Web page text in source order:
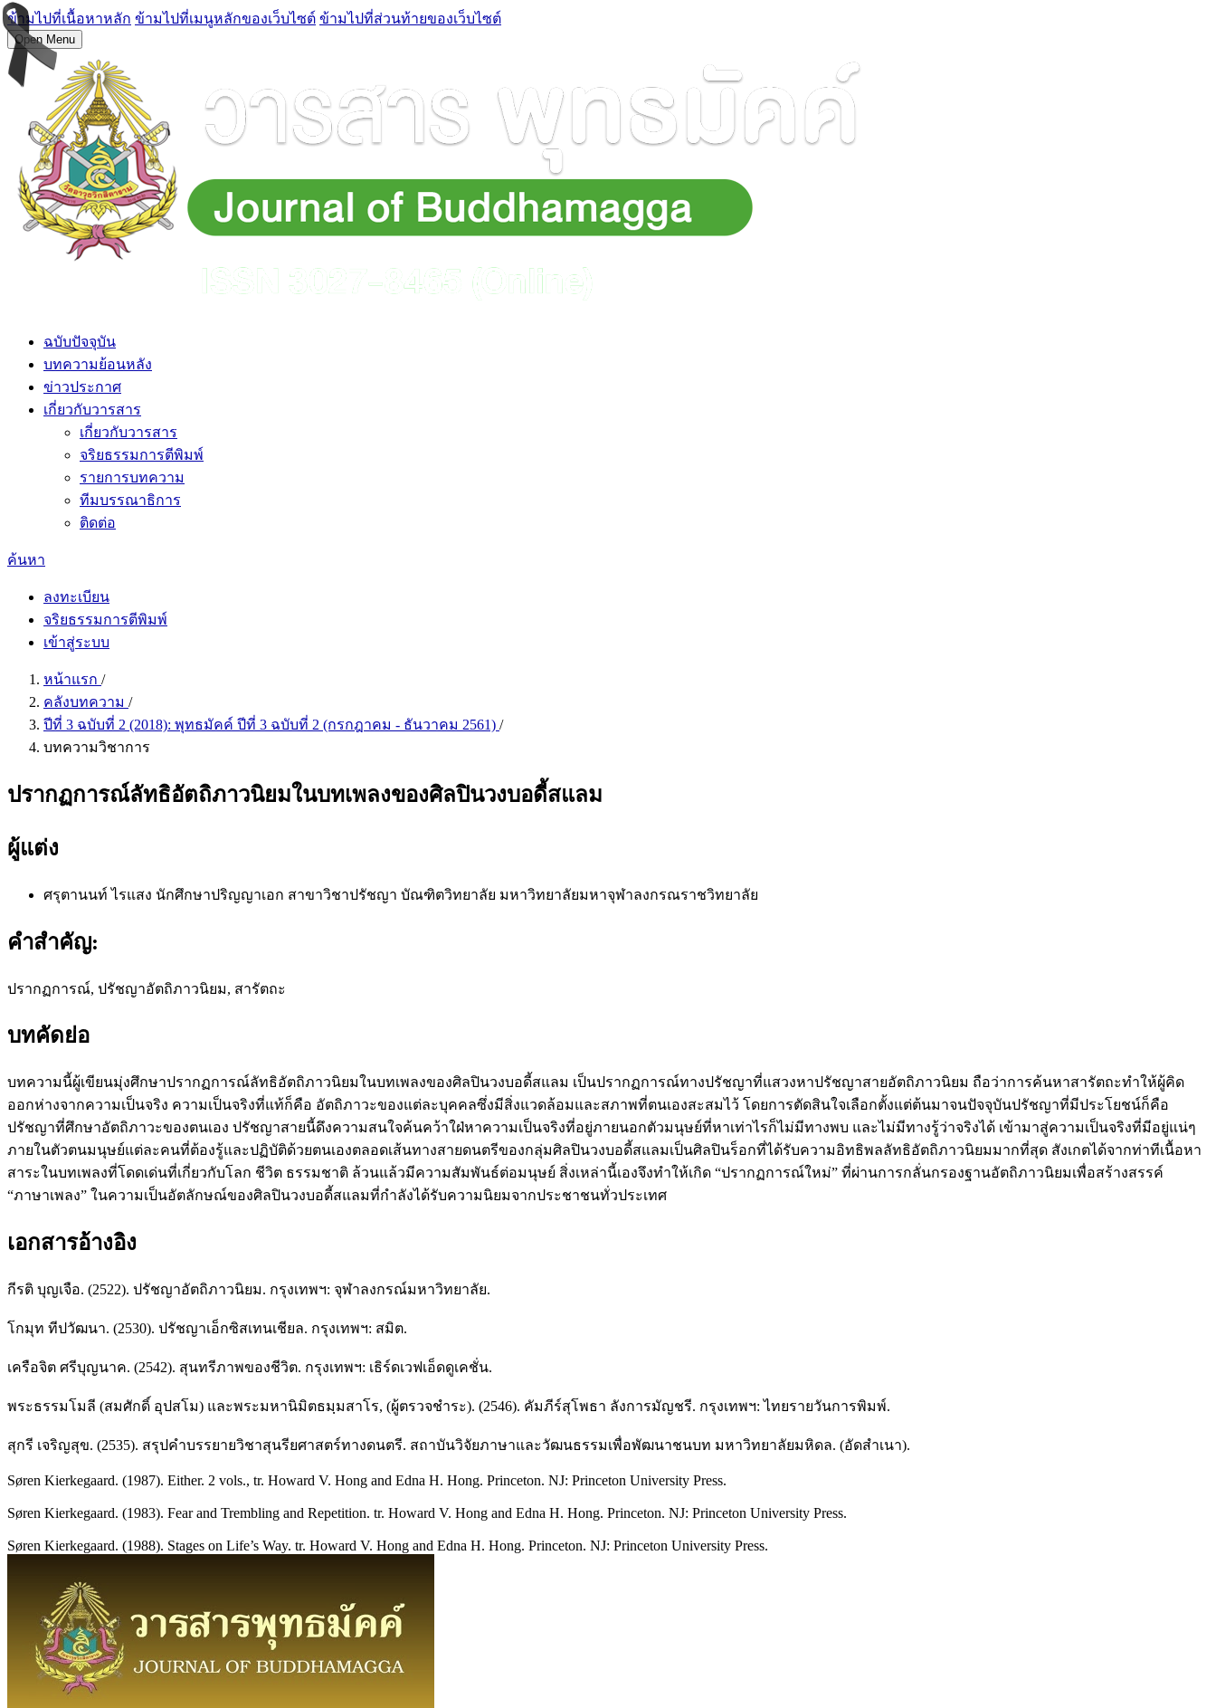
ข้ามไปที่เนื้อหาหลัก ข้ามไปที่เมนูหลักของเว็บไซต์ ข้ามไปที่ส่วนท้ายของเว็บไซต์
Open Menu
ฉบับปัจจุบัน
บทความย้อนหลัง
ข่าวประกาศ
เกี่ยวกับวารสาร
เกี่ยวกับวารสาร
จริยธรรมการตีพิมพ์
รายการบทความ
ทีมบรรณาธิการ
ติดต่อ
ค้นหา
ลงทะเบียน
จริยธรรมการตีพิมพ์
เข้าสู่ระบบ
หน้าแรก /
คลังบทความ /
ปีที่ 3 ฉบับที่ 2 (2018): พุทธมัคค์ ปีที่ 3 ฉบับที่ 2 (กรกฎาคม - ธันวาคม 2561) /
บทความวิชาการ
ปรากฏการณ์ลัทธิอัตถิภาวนิยมในบทเพลงของศิลปินวงบอดี้สแลม
ผู้แต่ง
ศรุตานนท์ ไรแสง นักศึกษาปริญญาเอก สาขาวิชาปรัชญา บัณฑิตวิทยาลัย มหาวิทยาลัยมหาจุฬาลงกรณราชวิทยาลัย
คำสำคัญ:
ปรากฏการณ์, ปรัชญาอัตถิภาวนิยม, สารัตถะ
บทคัดย่อ
บทความนี้ผู้เขียนมุ่งศึกษาปรากฏการณ์ลัทธิอัตถิภาวนิยมในบทเพลงของศิลปินวงบอดี้สแลม เป็นปรากฏการณ์ทางปรัชญาที่แสวงหาปรัชญาสายอัตถิภาวนิยม ถือว่าการค้นหาสารัตถะทำให้ผู้คิด
ออกห่างจากความเป็นจริง ความเป็นจริงที่แท้ก็คือ อัตถิภาวะของแต่ละบุคคลซึ่งมีสิ่งแวดล้อมและสภาพที่ตนเองสะสมไว้ โดยการตัดสินใจเลือกตั้งแต่ต้นมาจนปัจจุบันปรัชญาที่มีประโยชน์ก็คือ
ปรัชญาที่ศึกษาอัตถิภาวะของตนเอง ปรัชญาสายนี้ดึงความสนใจค้นคว้าใฝ่หาความเป็นจริงที่อยู่ภายนอกตัวมนุษย์ที่หาเท่าไรก็ไม่มีทางพบ และไม่มีทางรู้ว่าจริงได้ เข้ามาสู่ความเป็นจริงที่มีอยู่แน่ๆ
ภายในตัวตนมนุษย์แต่ละคนที่ต้องรู้และปฏิบัติด้วยตนเองตลอดเส้นทางสายดนตรีของกลุ่มศิลปินวงบอดี้สแลมเป็นศิลปินร็อกที่ได้รับความอิทธิพลลัทธิอัตถิภาวนิยมมากที่สุด สังเกตได้จากท่าทีเนื้อหา
สาระในบทเพลงที่โดดเด่นที่เกี่ยวกับโลก ชีวิต ธรรมชาติ ล้วนแล้วมีความสัมพันธ์ต่อมนุษย์ สิ่งเหล่านี้เองจึงทำให้เกิด “ปรากฏการณ์ใหม่” ที่ผ่านการกลั่นกรองฐานอัตถิภาวนิยมเพื่อสร้างสรรค์
“ภาษาเพลง” ในความเป็นอัตลักษณ์ของศิลปินวงบอดี้สแลมที่กำลังได้รับความนิยมจากประชาชนทั่วประเทศ
เอกสารอ้างอิง
กีรติ บุญเจือ. (2522). ปรัชญาอัตถิภาวนิยม. กรุงเทพฯ: จุฬาลงกรณ์มหาวิทยาลัย.
โกมุท ทีปวัฒนา. (2530). ปรัชญาเอ็กซิสเทนเชียล. กรุงเทพฯ: สมิต.
เครือจิต ศรีบุญนาค. (2542). สุนทรีภาพของชีวิต. กรุงเทพฯ: เธิร์ดเวฟเอ็ดดูเคชั่น.
พระธรรมโมลี (สมศักดิ์ อุปสโม) และพระมหานิมิตธมฺมสาโร, (ผู้ตรวจชำระ). (2546). คัมภีร์สุโพธา ลังการมัญชรี. กรุงเทพฯ: ไทยรายวันการพิมพ์.
สุกรี เจริญสุข. (2535). สรุปคำบรรยายวิชาสุนรียศาสตร์ทางดนตรี. สถาบันวิจัยภาษาและวัฒนธรรมเพื่อพัฒนาชนบท มหาวิทยาลัยมหิดล. (อัดสำเนา).
Søren Kierkegaard. (1987). Either. 2 vols., tr. Howard V. Hong and Edna H. Hong. Princeton. NJ: Princeton University Press.
Søren Kierkegaard. (1983). Fear and Trembling and Repetition. tr. Howard V. Hong and Edna H. Hong. Princeton. NJ: Princeton University Press.
Søren Kierkegaard. (1988). Stages on Life’s Way. tr. Howard V. Hong and Edna H. Hong. Princeton. NJ: Princeton University Press.